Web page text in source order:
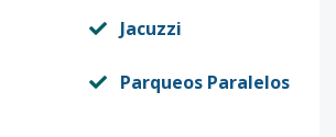
Jacuzzi
Parqueos Paralelos